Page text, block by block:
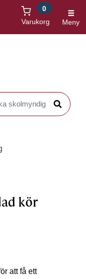
Varukorg
0
Meny
Sök
kör
att få ett